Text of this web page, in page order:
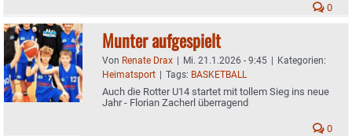
0
Munter aufgespielt
Von Renate Drax | Mi. 21.1.2026 - 9:45 | Kategorien:
Heimatsport | Tags: BASKETBALL
Auch die Rotter U14 startet mit tollem Sieg ins neue
Jahr - Florian Zacherl überragend
0